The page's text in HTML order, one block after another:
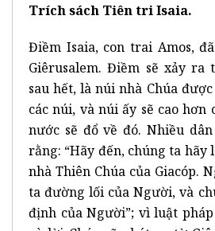
Trích sách Tiên tri Isaia.
Điềm Isaia, con trai Amos,
Giêrusalem. Điềm sẽ xảy ra
sau hết, là núi nhà Chúa
các núi, và núi ấy sẽ cao hơn
nước sẽ đổ về đó. Nhiều
rằng: “Hãy đến, chúng ta hãy
nhà Thiên Chúa của Giacóp.
ta đường lối của Người, và
định của Người”; vì luật